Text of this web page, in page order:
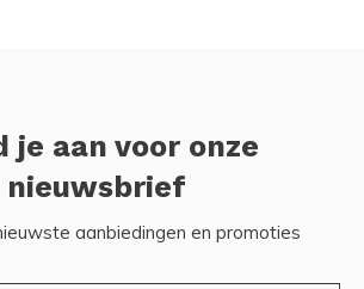
je aan voor onze
nieuwsbrief
aanbiedingen en promoties